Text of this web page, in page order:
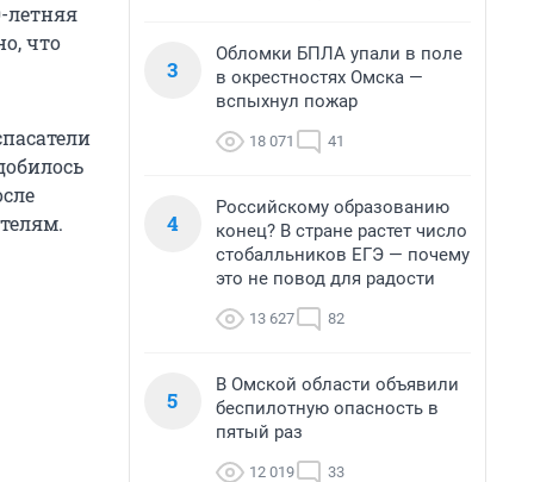
летняя
что
3
Обломки БПЛА упали в поле
в окрестностях Омска —
вспыхнул пожар
18 071 41
4
Российскому образованию
конец? В стране растет число
стобалльников ЕГЭ — почему
это не повод для радости
13 627 82
5
В Омской области объявили
беспилотную опасность в
пятый раз
12 019 33